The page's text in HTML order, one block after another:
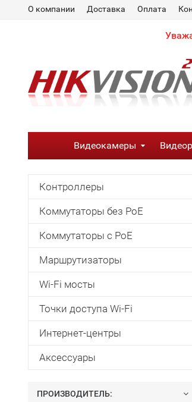
О компании Доставка Оплата
Видеокамеры
Контроллеры
Коммутаторы без PoE
Коммутаторы с PoE
Маршрутизаторы
Wi-Fi мосты
Точки доступа Wi-Fi
Интернет-центры
Аксессуары
ПРОИЗВОДИТЕЛЬ: